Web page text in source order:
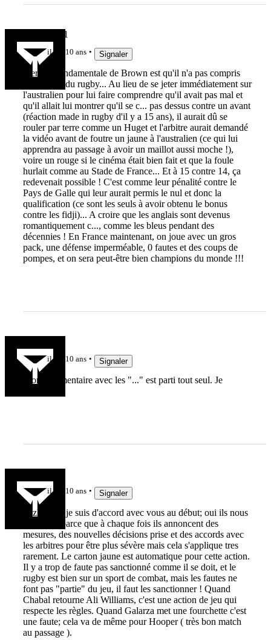
retraité7531
il y a 10 ans Signaler
L'erreur fondamentale de Brown est qu'il n'a pas compris
l'évolution du rugby... Au lieu de se jeter immédiatement sur
l'australien pour lui faire comprendre qu'il avait pas mal et
qu'il allait lui montrer qu'il se c... pas dessus contre un avant
(réaction made in rugby d'il y a 15 ans), il aurait dû se
rouler par terre comme un Huget et l'arbitre aurait demandé
la vidéo avant de foutre un jaune à l'australien (ce qui lui
apprendra au passage à avoir un maillot aussi moche !),
voire un rouge si le cinéma était bien fait et que la foule
hurlait comme au Stade de France... Et à 15 contre 14, ça
redevenait possible ! C'est comme leur pénalité contre le
Pays de Galle qui leur aurait permis le nul et donc la
qualification (ce sont les seuls à avoir obtenu le bonus
contre les fidji)... A croire que les anglais sont devenus
romantiquement c..., comme les bleus pendant des
décennies ! En France maintenant, on joue avec un gros
pack, une défense imperméable, 0 fautes et des coups de
pompes, et on sera peut-être bien champions du monde !!!
il y a 10 ans Signaler
Mon commentaire avec les "..." est parti tout seul. Je
il y a 10 ans Signaler
Tazlebask, je suis d'accord avec vous au début; oui ils nous
font chié, parce que à chaque fois ils annoncent des
mesures, des nouvelles décisions prise et des accords avec
les arbitres pour être plus sévère mais cela s'applique tres
rarement. Le carton jaune est automatique pour cette action.
Il y a trop de faute pas sanctionné comme il se doit, et le
rugby est bien sur un sport de combat, mais les fautes ne
font pas "partie" du jeu, il faut les sanctionner ! Quand
Chabal retourne Ali Williams, c'est une action de jeu qui
respecte les règles. Quand Galarza met une fourchette c'est
une faute; cela va de même pour Hooper ( très bon match
au passage ).